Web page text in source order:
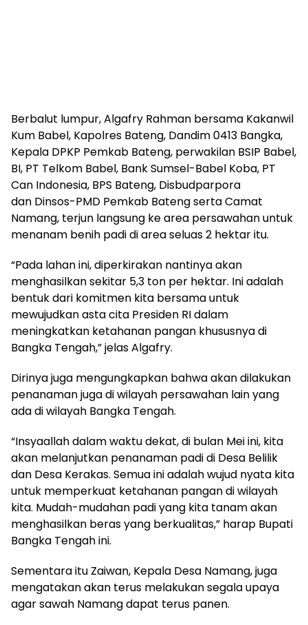
Berbalut lumpur, Algafry Rahman bersama Kakanwil
Kum Babel, Kapolres Bateng, Dandim 0413 Bangka,
Kepala DPKP Pemkab Bateng, perwakilan BSIP Babel,
BI, PT Telkom Babel, Bank Sumsel-Babel Koba, PT
Can Indonesia, BPS Bateng, Disbudparpora
dan Dinsos-PMD Pemkab Bateng serta Camat
Namang, terjun langsung ke area persawahan untuk
menanam benih padi di area seluas 2 hektar itu.
“Pada lahan ini, diperkirakan nantinya akan
menghasilkan sekitar 5,3 ton per hektar. Ini adalah
bentuk dari komitmen kita bersama untuk
mewujudkan asta cita Presiden RI dalam
meningkatkan ketahanan pangan khususnya di
Bangka Tengah,” jelas Algafry.
Dirinya juga mengungkapkan bahwa akan dilakukan
penanaman juga di wilayah persawahan lain yang
ada di wilayah Bangka Tengah.
“Insyaallah dalam waktu dekat, di bulan Mei ini, kita
akan melanjutkan penanaman padi di Desa Belilik
dan Desa Kerakas. Semua ini adalah wujud nyata kita
untuk memperkuat ketahanan pangan di wilayah
kita. Mudah-mudahan padi yang kita tanam akan
menghasilkan beras yang berkualitas,” harap Bupati
Bangka Tengah ini.
Sementara itu Zaiwan, Kepala Desa Namang, juga
mengatakan akan terus melakukan segala upaya
agar sawah Namang dapat terus panen.